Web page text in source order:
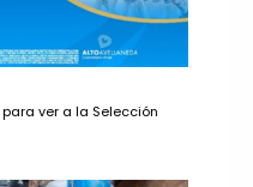
ver a la Selección